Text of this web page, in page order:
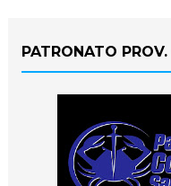
PATRONATO